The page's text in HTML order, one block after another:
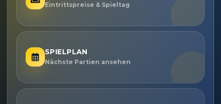
Eintrittspreise & Spieltag
SPIELPLAN
Nächste Partien ansehen